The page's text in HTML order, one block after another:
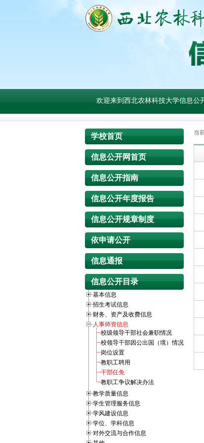
欢迎来到西北农林科技大学信息公
学校首页
信息公开网首页
信息公开指南
信息公开年度报告
信息公开规章制度
依申请公开
信息通报
信息公开目录
基本信息
招生考试信息
财务、资产及收费信息
人事师资信息
校级领导干部社会兼职情况
校领导干部因公出国（境）情况
岗位设置
教职工聘用
干部任免
教职工争议解决办法
教学质量信息
学生管理服务信息
学风建设信息
学位、学科信息
对外交流与合作信息
当